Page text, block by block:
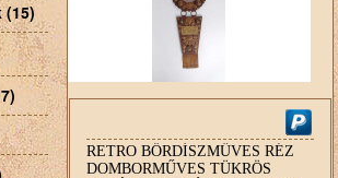
(15)
RETRO BŐRDÍSZMŰVES RÉZ
DOMBORMŰVES TÜKRÖS